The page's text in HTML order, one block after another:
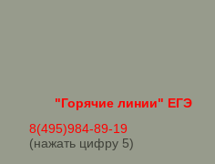
"Горячие линии" ЕГЭ
8(495)984-89-19
(нажать цифру 5)